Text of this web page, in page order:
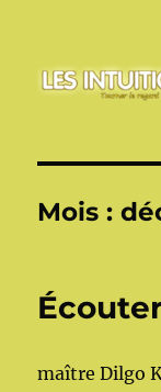
Mois :
maître Dilgo